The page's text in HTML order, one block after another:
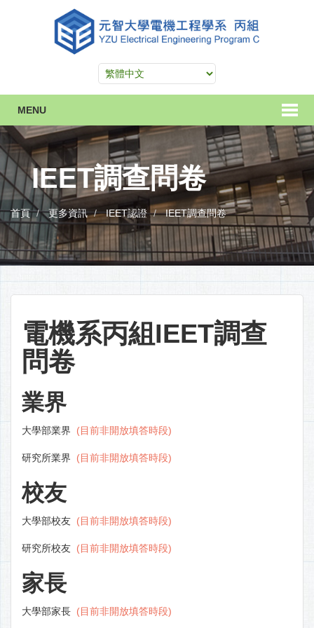
MENU
IEET調查問卷
首頁 更多資訊 IEET認證 IEET調查問卷
電機系丙組IEET調查
問卷
業界
大學部業界 (目前非開放填答時段)
研究所業界 (目前非開放填答時段)
校友
大學部校友 (目前非開放填答時段)
研究所校友 (目前非開放填答時段)
家長
大學部家長 (目前非開放填答時段)